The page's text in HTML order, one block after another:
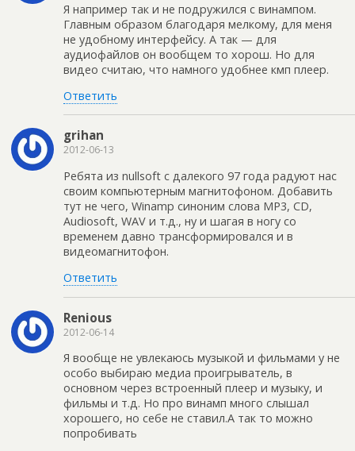
Я например так и не подружился с винампом.
Главным образом благодаря мелкому, для меня
не удобному интерфейсу. А так — для
аудиофайлов он вообщем то хорош. Но для
видео считаю, что намного удобнее кмп плеер.
Ответить
grihan
2012-06-13
Ребята из nullsoft с далекого 97 года радуют нас
своим компьютерным магнитофоном. Добавить
тут не чего, Winamp синоним слова MP3, CD,
Audiosoft, WAV и т.д., ну и шагая в ногу со
временем давно трансформировался и в
видеомагнитофон.
Ответить
Renious
2012-06-14
Я вообще не увлекаюсь музыкой и фильмами у не
особо выбираю медиа проигрыватель, в
основном через встроенный плеер и музыку, и
фильмы и т.д. Но про винамп много слышал
хорошего, но себе не ставил.А так то можно
попробивать